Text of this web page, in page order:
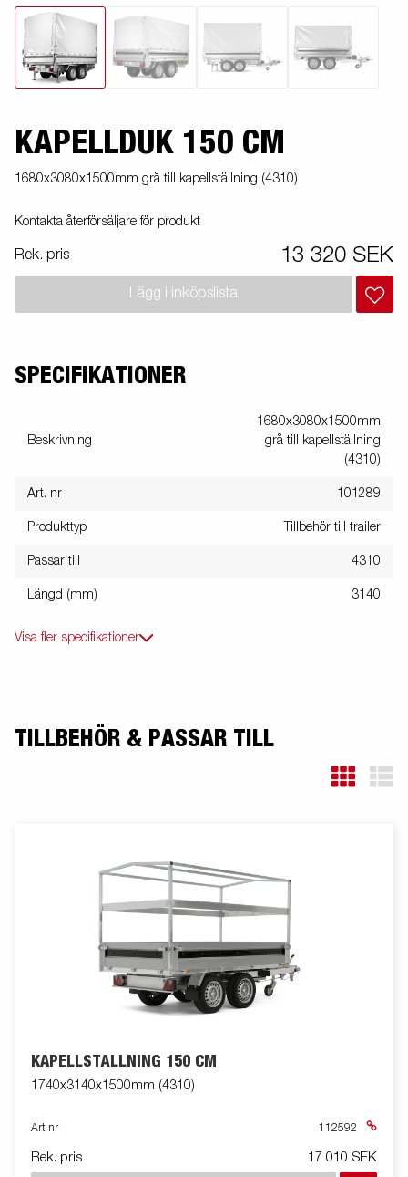
KAPELLDUK 150 CM
1680x3080x1500mm grå till kapellställning (4310)
Kontakta återförsäljare för produkt
Rek. pris 13 320 SEK
Lägg i inköpslista
SPECIFIKATIONER
Beskrivning
1680x3080x1500mm
grå till kapellställning
(4310)
Art. nr 101289
Produkttyp Tillbehör till trailer
Passar till 4310
Längd (mm) 3140
Visa fler specifikationer
TILLBEHÖR & PASSAR TILL
KAPELLSTÄLLNING 150 CM
1740x3140x1500mm (4310)
Art nr 112592
Rek. pris 17 010 SEK